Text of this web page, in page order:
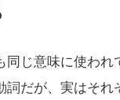
同じ意味に使われ
詞だが、実はそれ